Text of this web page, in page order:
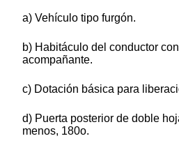
a) Vehículo tipo furgón.
b) Habitáculo del conductor
acompañante.
c) Dotación básica para
d) Puerta posterior de doble
menos, 180o.